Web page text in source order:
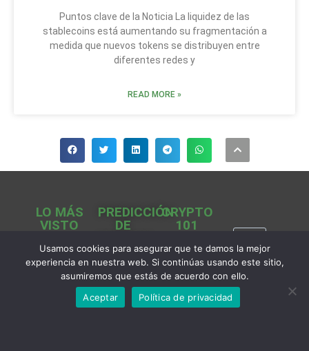
Puntos clave de la Noticia La liquidez de las
stablecoins está aumentando su fragmentación a
medida que nuevos tokens se distribuyen entre
diferentes redes y
READ MORE »
LO MÁS
VISTO
(ADA)
PREDICCIÓN
DE
Predicción
de Precios
SHIB
Predicción
CRYPTO
101
Finance
PancakeSwap
Finance
C
Usamos cookies para asegurar que te damos la mejor
experiencia en nuestra web. Si continúas usando este sitio,
asumiremos que estás de acuerdo con ello.
Aceptar
Política de privacidad